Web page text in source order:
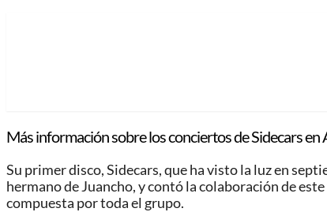
Más información sobre los conciertos de Sidecars en
Su primer disco, Sidecars, que ha visto la luz en
hermano de Juancho, y contó la colaboración de
compuesta por toda el grupo.